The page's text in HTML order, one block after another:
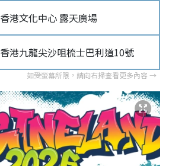
香港文化中心 露天廣場
香港九龍尖沙咀梳士巴利道10號